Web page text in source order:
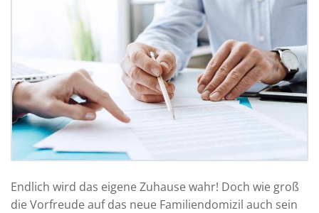
Endlich wird das eigene Zuhause wahr! Doch wie groß
die Vorfreude auf das neue Familiendomizil auch sein